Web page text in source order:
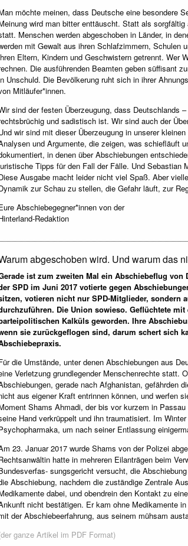
möchte meinen, dass Deutsche eine besondere
wird man bitter enttäuscht. Statt als
Menschen werden abgeschoben in Länder, in
mit Gewalt aus ihren Schlafzimmern, Schulen
Eltern, Kindern und Geschwistern getrennt. Wer
Die ausführenden Beamten geben süffisant
Unschuld. Die Bevölkerung ruht sich in ihrer
Mitläufer*innen.
sind der festen Überzeugung, dass Deutschlands
und sadistisch ist. Wir sind auch der
wir sind mit dieser Überzeugung in unserer
und Argumente, die zeigen, was schiefläuft
in denen über Abschiebungen
Tipps für den Fall der Fälle. Und Sebastian
Ausgabe macht leider nicht viel Spaß. Aber
zur Schau zu stellen, die Gefahr läuft, zur
Abschiebegegner*innen von der
Redaktion
abgeschoben wird. Und warum das
ist zum zweiten Mal ein Abschiebeflug
SPD im Juni 2017 votierte gegen
votieren nicht nur SPD-Mitglieder, sondern
Die Union sowieso. Geflüchtete
Kalküls geworden. Ihre
sie zurückgeflogen sind, darum schert sich
die Umstände, unter denen Abschiebungen aus
Verletzung grundlegender Menschenrechte statt.
gerade nach Afghanistan, gefährden
aus eigener Kraft entrinnen können, und werfen
Shams Ahmadi, der bis vor kurzem in
Hand verkrüppelt und ihn traumatisiert. Im
um nach seiner Entlassung
23. Januar 2017 wurde Shams von der Polizei
hatte in mehreren Eilanträgen beim
sungsgericht versucht, die
Abschiebung, nachdem die zuständige Zentrale
dabei, und obendrein den Kontakt zu
nicht bestätigen. Er kam ohne Medikamente
der Abschiebeerfahrung, aus seinem mühsam
ganze Artikel im PDF Format)